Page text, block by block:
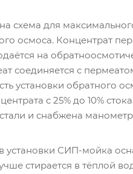
схема для
осмоса. Концентрат
на
соединяется с
установки обратного
с 25% до 10%
и снабжена
установки СИП-мойка
стирается в тёплой